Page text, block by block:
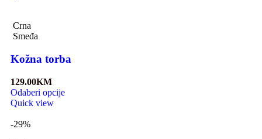
Crna
Smeđa
Kožna torba
129.00KM
Odaberi opcije
Quick view
-29%